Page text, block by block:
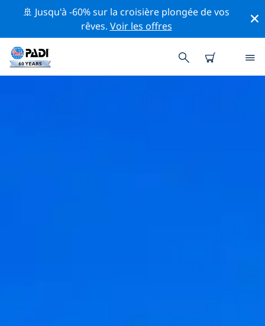
🚢 Jusqu'à -60% sur la croisière plongée de vos
rêves. Voir les offres